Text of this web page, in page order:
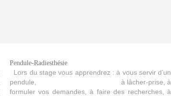
Pendule-Radiesthésie
Lors du stage vous apprendrez : à vous servir d’un
pendule, à lâcher-prise, à
formuler vos demandes, à faire des recherches, à